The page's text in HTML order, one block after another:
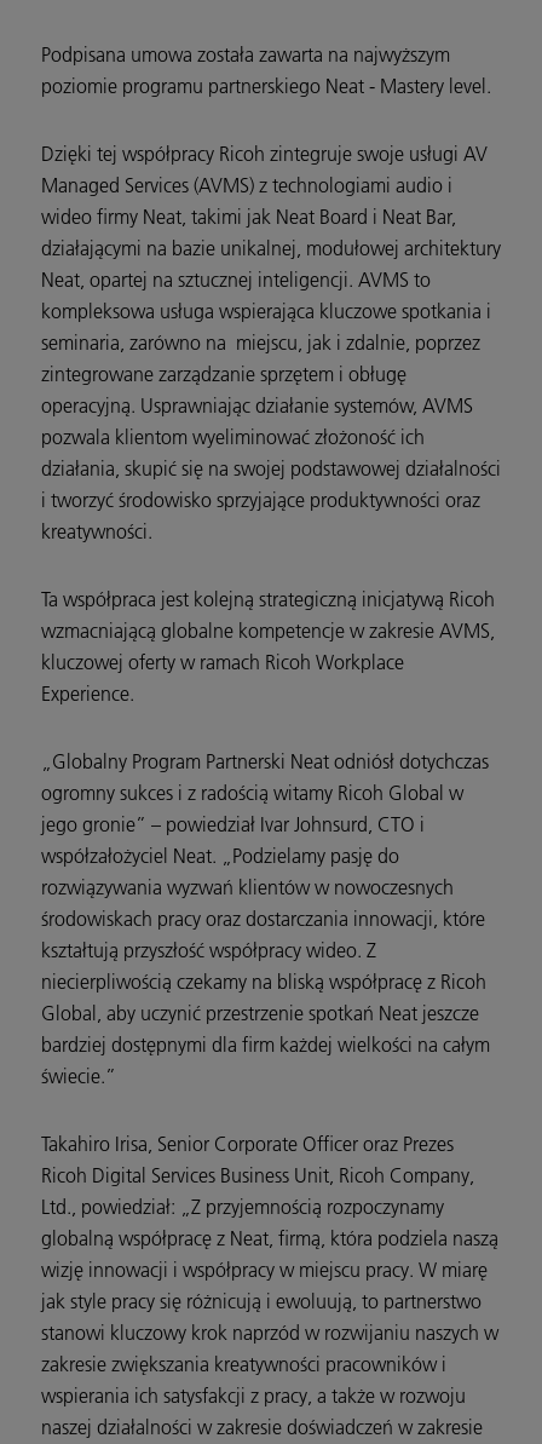
Podpisana umowa została zawarta na najwyższym
poziomie programu partnerskiego Neat - Mastery level.
Dzięki tej współpracy Ricoh zintegruje swoje usługi AV
Managed Services (AVMS) z technologiami audio i
wideo firmy Neat, takimi jak Neat Board i Neat Bar,
działającymi na bazie unikalnej, modułowej architektury
Neat, opartej na sztucznej inteligencji. AVMS to
kompleksowa usługa wspierająca kluczowe spotkania i
seminaria, zarówno na miejscu, jak i zdalnie, poprzez
zintegrowane zarządzanie sprzętem i obługę
operacyjną. Usprawniając działanie systemów, AVMS
pozwala klientom wyeliminować złożoność ich
działania, skupić się na swojej podstawowej działalności
i tworzyć środowisko sprzyjające produktywności oraz
kreatywności.
Ta współpraca jest kolejną strategiczną inicjatywą Ricoh
wzmacniającą globalne kompetencje w zakresie AVMS,
kluczowej oferty w ramach Ricoh Workplace
Experience.
„Globalny Program Partnerski Neat odniósł dotychczas
ogromny sukces i z radością witamy Ricoh Global w
jego gronie” – powiedział Ivar Johnsurd, CTO i
współzałożyciel Neat. „Podzielamy pasję do
rozwiązywania wyzwań klientów w nowoczesnych
środowiskach pracy oraz dostarczania innowacji, które
kształtują przyszłość współpracy wideo. Z
niecierpliwością czekamy na bliską współpracę z Ricoh
Global, aby uczynić przestrzenie spotkań Neat jeszcze
bardziej dostępnymi dla firm każdej wielkości na całym
świecie.”
Takahiro Irisa, Senior Corporate Officer oraz Prezes
Ricoh Digital Services Business Unit, Ricoh Company,
Ltd., powiedział: „Z przyjemnością rozpoczynamy
globalną współpracę z Neat, firmą, która podziela naszą
wizję innowacji i współpracy w miejscu pracy. W miarę
jak style pracy się różnicują i ewoluują, to partnerstwo
stanowi kluczowy krok naprzód w rozwijaniu naszych w
zakresie zwiększania kreatywności pracowników i
wspierania ich satysfakcji z pracy, a także w rozwoju
naszej działalności w zakresie doświadczeń w zakresie